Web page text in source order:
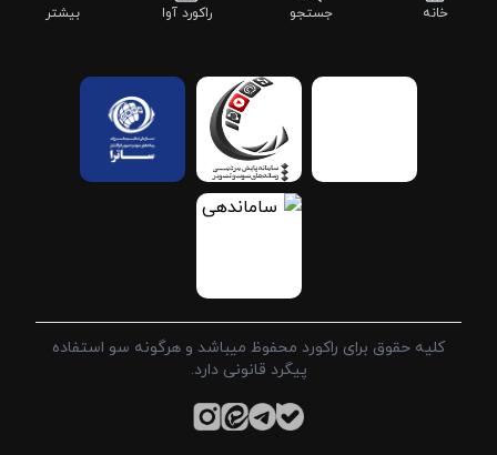
خانه جستجو راکورد آوا بیشتر
کلیه حقوق برای راکورد محفوظ میباشد و هرگونه سو استفاده
پیگرد قانونی دارد.